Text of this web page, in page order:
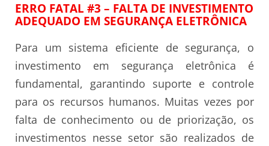
ERRO FATAL #3 – FALTA DE INVESTIMENTO
ADEQUADO EM SEGURANÇA ELETRÔNICA
Para um sistema eficiente de segurança, o
investimento em segurança eletrônica é
fundamental, garantindo suporte e controle
para os recursos humanos. Muitas vezes por
falta de conhecimento ou de priorização, os
investimentos nesse setor são realizados de